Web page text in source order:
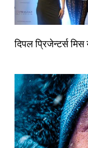
दिपल प्रिजेन्टर्स